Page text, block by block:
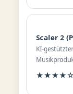
Scaler 2
KI-
★★★★☆